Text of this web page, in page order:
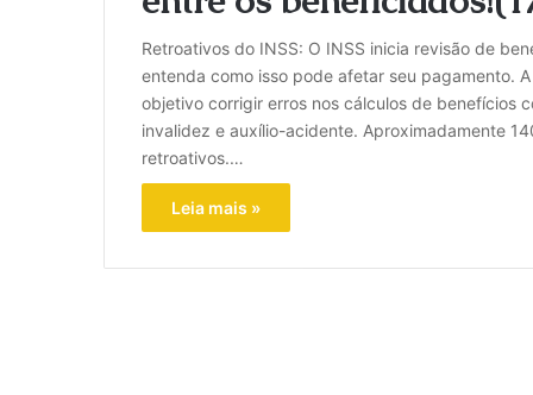
Retroativos do INSS: O INSS inicia revisão de
entenda como isso pode afetar seu pagamento.
objetivo corrigir erros nos cálculos de benefícios
invalidez e auxílio-acidente. Aproximadamente
retroativos.…
Leia mais »